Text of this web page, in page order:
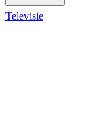
Televisie